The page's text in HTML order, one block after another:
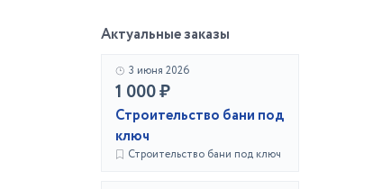
Актуальные заказы
3 июня 2026
1 000 ₽
Строительство бани под
ключ
Строительство бани под ключ